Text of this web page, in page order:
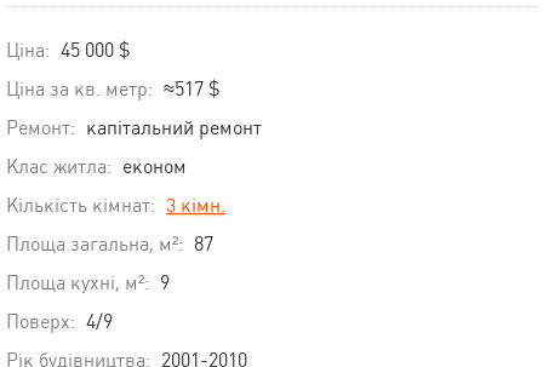
Ціна: 45 000 $
Ціна за кв. метр: ≈517 $
Ремонт: капітальний ремонт
Клас житла: економ
Кількість кімнат: 3 кімн.
Площа загальна, м²: 87
Площа кухні, м²: 9
Поверх: 4/9
Рік будівництва: 2001-2010